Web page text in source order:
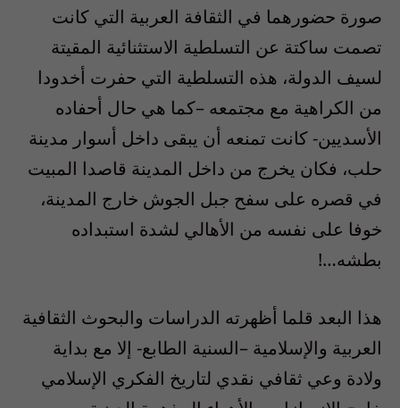
صورة حضورهما في الثقافة العربية التي كانت
تصمت ساكتة عن التسلطية الاستثنائية المقيتة
لسيف الدولة، هذه التسلطية التي حفرت أخدودا
من الكراهية مع مجتمعه –كما هي حال أحفاده
الأسديين- كانت تمنعه أن يبقى داخل أسوار مدينة
حلب، فكان يخرج من داخل المدينة قاصدا المبيت
في قصره على سفح جبل الجوش خارج المدينة،
خوفا على نفسه من الأهالي لشدة استبداده
بطشه…!
هذا البعد قلما أظهرته الدراسات والبحوث الثقافية
العربية والإسلامية –السنية الطابع- إلا مع بداية
ولادة وعي ثقافي نقدي لتاريخ الفكري الإسلامي